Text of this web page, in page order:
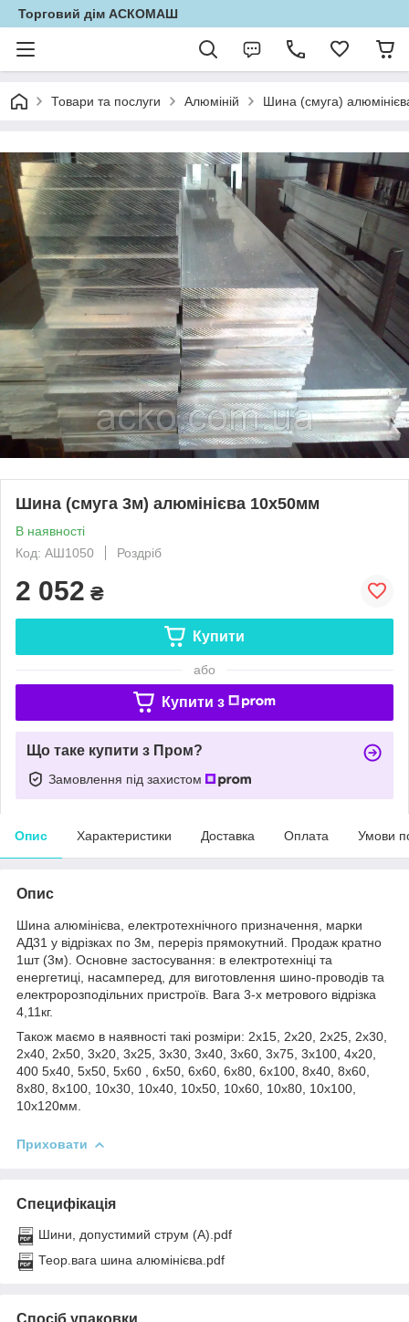
Торговий дім АСКОМАШ
Товари та послуги Алюміній Шина (смуга)
Шина (смуга 3м) алюмінієва 10х50мм
В наявності
Код: АШ1050
Роздріб
2 052 ₴
Купити
або
Купити з
Що таке купити з Пром?
Замовлення під захистом
Опис Характеристики Доставка Оплата Умови
Опис
Шина алюмінієва, електротехнічного призначення, марки
АД31 у відрізках по 3м, переріз прямокутний. Продаж кратно
1шт (3м). Основне застосування: в електротехніці та
енергетиці, насамперед, для виготовлення шино-проводів та
електророзподільних пристроїв. Вага 3-х метрового відрізка
4,11кг.
Також маємо в наявності такі розміри: 2х15, 2х20, 2х25, 2х30,
2х40, 2х50, 3х20, 3х25, 3х30, 3х40, 3х60, 3х75, 3х100, 4х20,
400 5х40, 5х50, 5х60 , 6х50, 6х60, 6х80, 6х100, 8х40, 8х60,
8х80, 8х100, 10х30, 10х40, 10х50, 10х60, 10х80, 10х100,
10х120мм.
Приховати
Специфікація
Шини, допустимий струм (А).pdf
Теор.вага шина алюмінієва.pdf
Спосіб упаковки